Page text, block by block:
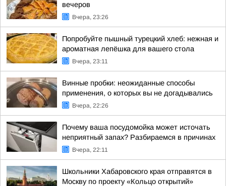
вечеров
Вчера, 23:26
Попробуйте пышный турецкий хлеб: нежная и
ароматная лепёшка для вашего стола
Вчера, 23:11
Винные пробки: неожиданные способы
применения, о которых вы не догадывались
Вчера, 22:26
Почему ваша посудомойка может источать
неприятный запах? Разбираемся в причинах
Вчера, 22:11
Школьники Хабаровского края отправятся в
Москву по проекту «Кольцо открытий»